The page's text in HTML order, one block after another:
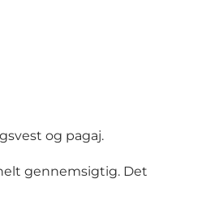
og pagaj.
gennemsigtig. Det